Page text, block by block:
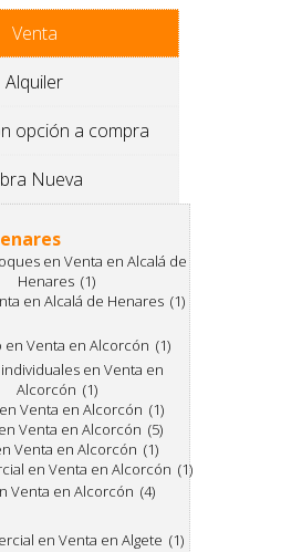
Venta
Alquiler
opción a compra
Nueva
en Venta en Alcalá de
Henares (1)
en Alcalá de Henares (1)
en Venta en Alcorcón (1)
en Venta en
Alcorcón (1)
Venta en Alcorcón (1)
Venta en Alcorcón (5)
Venta en Alcorcón (1)
en Venta en Alcorcón (1)
Venta en Alcorcón (4)
en Venta en Algete (1)